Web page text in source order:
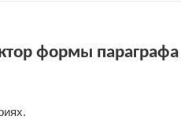
формы параграфа